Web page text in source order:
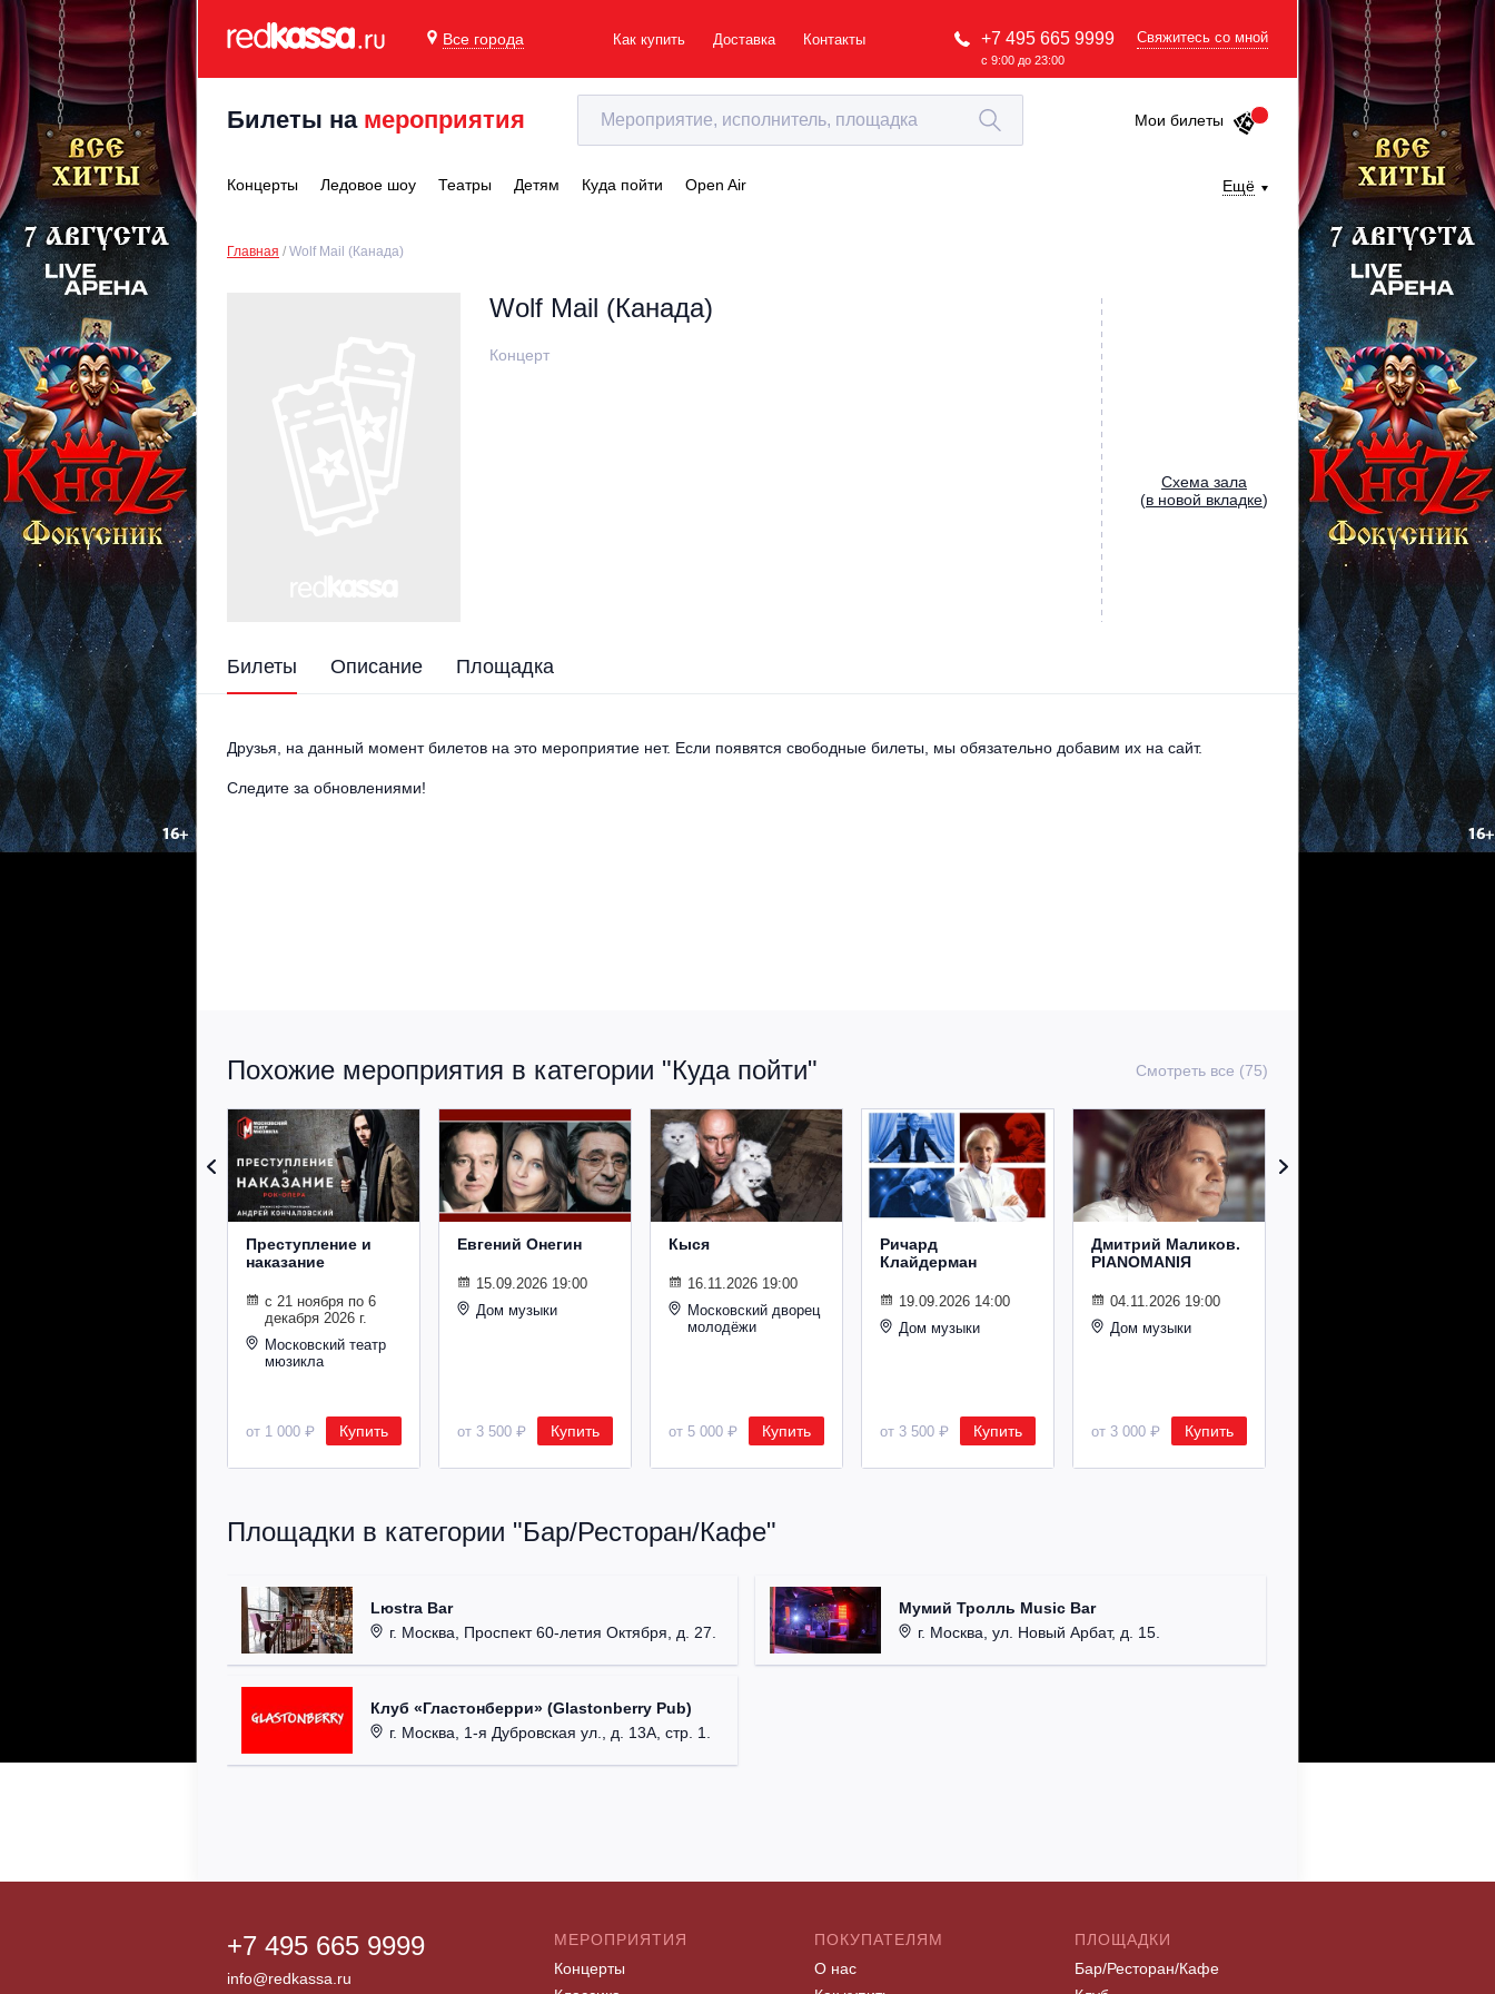
Все города Как купить Доставка Контакты +7 495 665 9999
с 9:00 до 23:00
Свяжитесь со мной
Билеты на мероприятия Мои билеты
Концерты Ледовое шоу Театры Детям Куда пойти Open Air Ещё
Главная Wolf Mail (Канада)
Wolf Mail (Канада)
Концерт
Cхема зала
(в новой вкладке)
Билеты Описание Площадка
Друзья, на данный момент билетов на это мероприятие нет. Если появятся свободные билеты, мы обязательно добавим их на сайт.
Следите за обновлениями!
Похожие мероприятия в категории "Куда пойти" Смотреть все (75)
Преступление и
наказание
с 21 ноября по 6
декабря 2026 г.
Московский театр
мюзикла
от 1 000 ₽ Купить
Евгений Онегин
15.09.2026 19:00
Дом музыки
от 3 500 ₽ Купить
Кыся
16.11.2026 19:00
Московский дворец
молодёжи
от 5 000 ₽ Купить
Ричард
Клайдерман
19.09.2026 14:00
Дом музыки
от 3 500 ₽ Купить
Дмитрий Маликов.
PIANOMANIЯ
04.11.2026 19:00
Дом музыки
от 3 000 ₽ Купить
Площадки в категории "Бар/Ресторан/Кафе"
Lюstra Bar
г. Москва, Проспект 60-летия Октября, д. 27.
Клуб «Гластонберри» (Glastonberry Pub)
г. Москва, 1-я Дубровская ул., д. 13А, стр. 1.
Мумий Тролль Music Bar
г. Москва, ул. Новый Арбат, д. 15.
+7 495 665 9999
info@redkassa.ru
МЕРОПРИЯТИЯ
Концерты
ПОКУПАТЕЛЯМ
О нас
ПЛОЩАДКИ
Бар/Ресторан/Кафе